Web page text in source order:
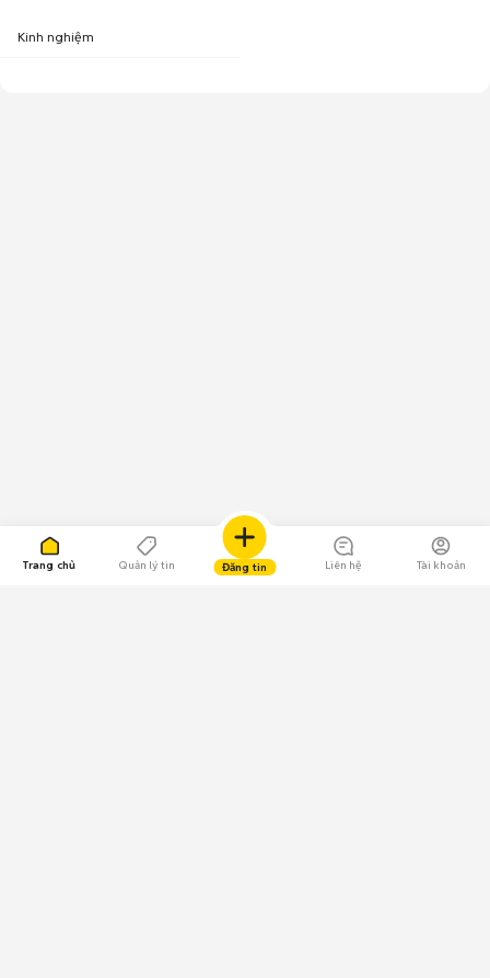
Trang chủ Quản lý tin Đăng tin Liên hệ Tài khoản
Kinh nghiệm